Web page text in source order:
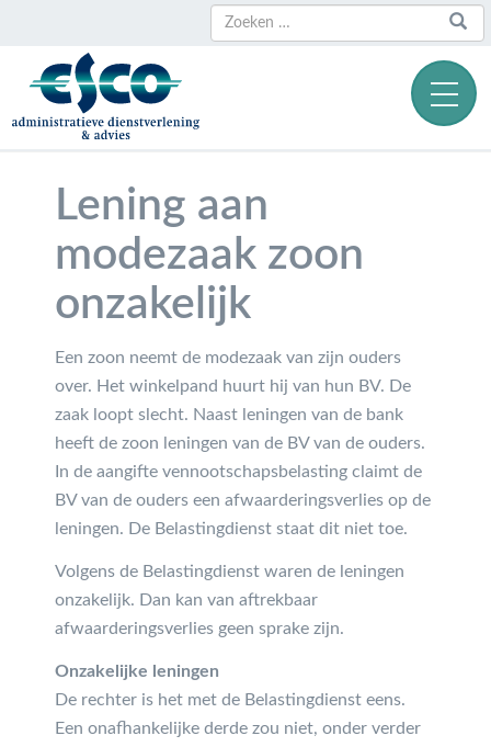
Zoeken
Zoeken
naar:
Lening aan
modezaak zoon
onzakelijk
Een zoon neemt de modezaak van zijn ouders
over. Het winkelpand huurt hij van hun BV. De
zaak loopt slecht. Naast leningen van de bank
heeft de zoon leningen van de BV van de ouders.
In de aangifte vennootschapsbelasting claimt de
BV van de ouders een afwaarderingsverlies op de
leningen. De Belastingdienst staat dit niet toe.
Volgens de Belastingdienst waren de leningen
onzakelijk. Dan kan van aftrekbaar
afwaarderingsverlies geen sprake zijn.
Onzakelijke leningen
De rechter is het met de Belastingdienst eens.
Een onafhankelijke derde zou niet, onder verder